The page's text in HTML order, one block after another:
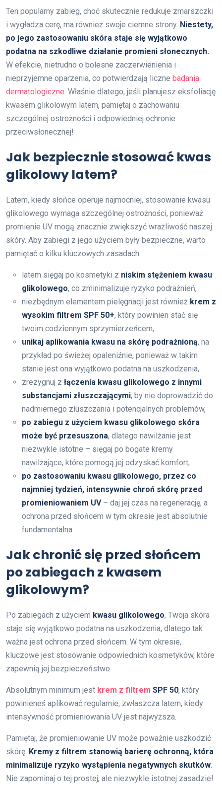
Ten popularny zabieg, choć skutecznie redukuje zmarszczki
i wygładza cerę, ma również swoje ciemne strony. Niestety,
po jego zastosowaniu skóra staje się wyjątkowo
podatna na szkodliwe działanie promieni słonecznych.
W efekcie, nietrudno o bolesne zaczerwienienia i
nieprzyjemne oparzenia, co potwierdzają liczne badania
dermatologiczne. Właśnie dlatego, jeśli planujesz eksfoliację
kwasem glikolowym latem, pamiętaj o zachowaniu
szczególnej ostrożności i odpowiedniej ochronie
przeciwsłonecznej!
Jak bezpiecznie stosować kwas
glikolowy latem?
Latem, kiedy słońce operuje najmocniej, stosowanie kwasu
glikolowego wymaga szczególnej ostrożności, ponieważ
promienie UV mogą znacznie zwiększyć wrażliwość naszej
skóry. Aby zabiegi z jego użyciem były bezpieczne, warto
pamiętać o kilku kluczowych zasadach.
latem sięgaj po kosmetyki z niskim stężeniem kwasu
glikolowego, co zminimalizuje ryzyko podrażnień,
niezbędnym elementem pielęgnacji jest również krem z
wysokim filtrem SPF 50+, który powinien stać się
twoim codziennym sprzymierzeńcem,
unikaj aplikowania kwasu na skórę podrażnioną, na
przykład po świeżej opaleniźnie, ponieważ w takim
stanie jest ona wyjątkowo podatna na uszkodzenia,
zrezygnuj z łączenia kwasu glikolowego z innymi
substancjami złuszczającymi, by nie doprowadzić do
nadmiernego złuszczania i potencjalnych problemów,
po zabiegu z użyciem kwasu glikolowego skóra
może być przesuszona, dlatego nawilżanie jest
niezwykle istotne – sięgaj po bogate kremy
nawilżające, które pomogą jej odzyskać komfort,
po zastosowaniu kwasu glikolowego, przez co
najmniej tydzień, intensywnie chroń skórę przed
promieniowaniem UV– daj jej czas na regenerację, a
ochrona przed słońcem w tym okresie jest absolutnie
fundamentalna.
Jak chronić się przed słońcem
po zabiegach z kwasem
glikolowym?
Po zabiegach z użyciem kwasu glikolowego, Twoja skóra
staje się wyjątkowo podatna na uszkodzenia, dlatego tak
ważna jest ochrona przed słońcem. W tym okresie,
kluczowe jest stosowanie odpowiednich kosmetyków, które
zapewnią jej bezpieczeństwo.
Absolutnym minimum jest krem z filtrem SPF 50, który
powinieneś aplikować regularnie, zwłaszcza latem, kiedy
intensywność promieniowania UV jest najwyższa.
Pamiętaj, że promieniowanie UV może poważnie uszkodzić
skórę. Kremy z filtrem stanowią barierę ochronną, która
minimalizuje ryzyko wystąpienia negatywnych skutków.
Nie zapominaj o tej prostej, ale niezwykle istotnej zasadzie!